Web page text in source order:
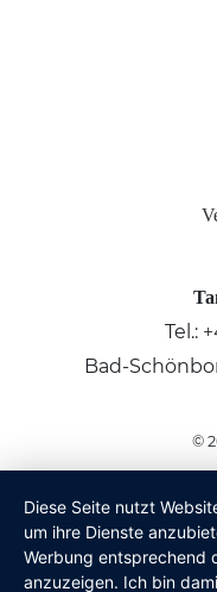
Tel.:
Bad-
©
Diese Seite nutzt
um ihre Dienste
Werbung entsprechend
anzuzeigen. Ich bin